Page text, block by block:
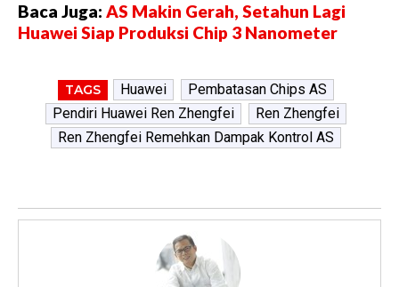
Baca Juga: AS Makin Gerah, Setahun Lagi
Huawei Siap Produksi Chip 3 Nanometer
TAGS Huawei
Pembatasan Chips AS
Pendiri Huawei Ren Zhengfei
Ren Zhengfei
Ren Zhengfei Remehkan Dampak Kontrol AS